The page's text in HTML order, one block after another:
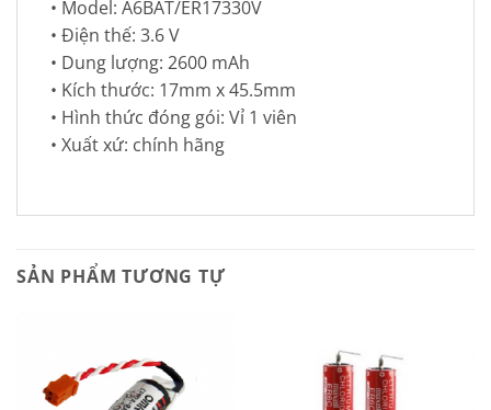
• Model: A6BAT/ER17330V
• Điện thế: 3.6 V
• Dung lượng: 2600 mAh
• Kích thước: 17mm x 45.5mm
• Hình thức đóng gói: Vỉ 1 viên
• Xuất xứ: chính hãng
SẢN PHẨM TƯƠNG TỰ